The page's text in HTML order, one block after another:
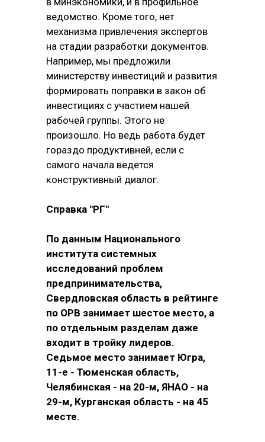
ведомство. Кроме того, нет
механизма привлечения экспертов
на стадии разработки документов.
Например, мы предложили
министерству инвестиций и развития
формировать поправки в закон об
инвестициях с участием нашей
рабочей группы. Этого не
произошло. Но ведь работа будет
гораздо продуктивней, если с
самого начала ведется
конструктивный диалог.
Справка "РГ"
По данным Национального
института системных
исследований проблем
предпринимательства,
Свердловская область в рейтинге
по ОРВ занимает шестое место, а
по отдельным разделам даже
входит в тройку лидеров.
Седьмое место занимает Югра,
11-е - Тюменская область,
Челябинская - на 20-м, ЯНАО - на
29-м, Курганская область - на 45
месте.